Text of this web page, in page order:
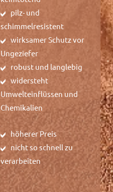
pilz- und
schimmelresistent
wirksamer Schutz vor
Ungeziefer
robust und langlebig
widersteht
Umwelteinflüssen und
Chemikalien
höherer Preis
nicht so schnell zu
verarbeiten